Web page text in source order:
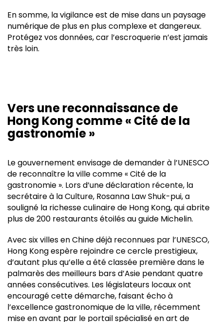
En somme, la vigilance est de mise dans un paysage
numérique de plus en plus complexe et dangereux.
Protégez vos données, car l’escroquerie n’est jamais
très loin.
Vers une reconnaissance de
Hong Kong comme « Cité de la
gastronomie »
Le gouvernement envisage de demander à l’UNESCO
de reconnaître la ville comme « Cité de la
gastronomie ». Lors d’une déclaration récente, la
secrétaire à la Culture, Rosanna Law Shuk-pui, a
souligné la richesse culinaire de Hong Kong, qui abrite
plus de 200 restaurants étoilés au guide Michelin.
Avec six villes en Chine déjà reconnues par l’UNESCO,
Hong Kong espère rejoindre ce cercle prestigieux,
d’autant plus qu’elle a été classée première dans le
palmarès des meilleurs bars d’Asie pendant quatre
années consécutives. Les législateurs locaux ont
encouragé cette démarche, faisant écho à
l’excellence gastronomique de la ville, récemment
mise en avant par le portail spécialisé en art de